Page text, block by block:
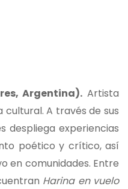
Argentina). Artista
A través de sus
despliega experiencias
poético y crítico, así
en comunidades. Entre
Harina en vuelo